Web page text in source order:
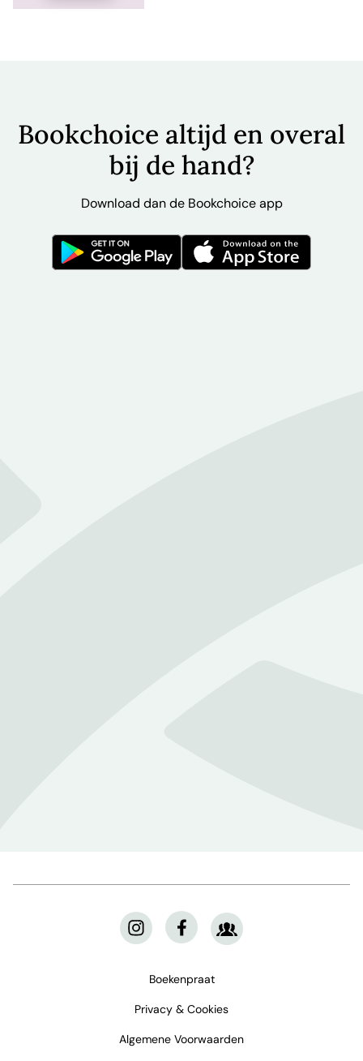
Bookchoice altijd en overal
bij de hand?
Download dan de Bookchoice app
Boekenpraat
Privacy & Cookies
Algemene Voorwaarden